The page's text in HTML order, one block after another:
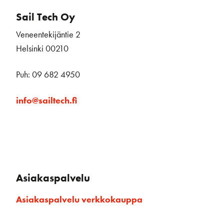
Sail Tech Oy
Veneentekijäntie 2
Helsinki 00210
Puh: 09 682 4950
info@sailtech.fi
Asiakaspalvelu
Asiakaspalvelu verkkokauppa